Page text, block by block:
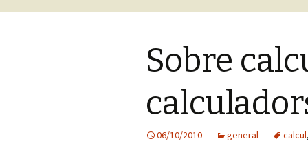
Sobre
06/10/2010 general calcul,